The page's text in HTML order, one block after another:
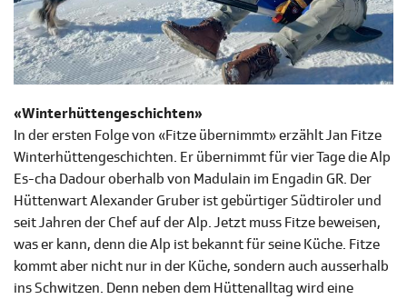
«Winterhüttengeschichten»
In der ersten Folge von «Fitze übernimmt» erzählt Jan Fitze
Winterhüttengeschichten. Er übernimmt für vier Tage die Alp
Es-cha Dadour oberhalb von Madulain im Engadin GR. Der
Hüttenwart Alexander Gruber ist gebürtiger Südtiroler und
seit Jahren der Chef auf der Alp. Jetzt muss Fitze beweisen,
was er kann, denn die Alp ist bekannt für seine Küche. Fitze
kommt aber nicht nur in der Küche, sondern auch ausserhalb
ins Schwitzen. Denn neben dem Hüttenalltag wird eine